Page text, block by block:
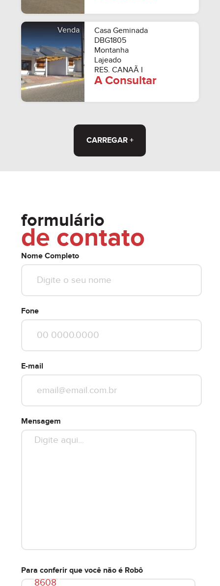
Venda
Casa Geminada
DBG1805
Montanha
Lajeado
RES. CANAÃ I
A Consultar
CARREGAR +
formulário
de contato
Nome Completo
Fone
E-mail
Mensagem
Para conferir que você não é Robô